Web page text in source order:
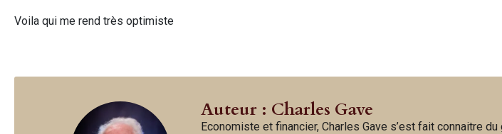
Voila qui me rend très optimiste
Auteur : Charles Gave
Economiste et financier, Charles Gave s’est fait connaitre